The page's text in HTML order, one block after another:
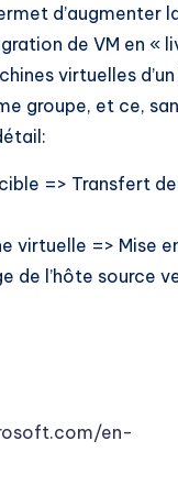
d’augmenter
de VM en «
virtuelles
groupe, et ce,
=> Transfert
virtuelle => Mise
de l’hôte source
en-